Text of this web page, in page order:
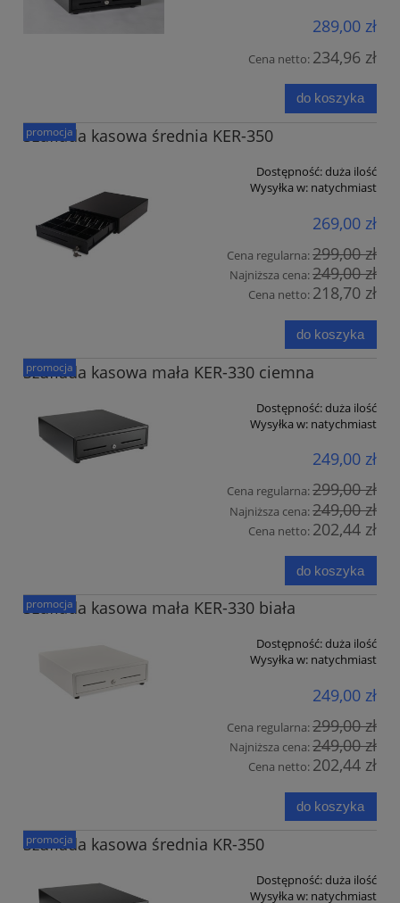
289,00 zł
Cena netto: 234,96 zł
do koszyka
Szuflada kasowa średnia KER-350
Dostępność:duża ilość
Wysyłka w: natychmiast
269,00 zł
Cena regularna:299,00 zł
Najniższa cena:249,00 zł
Cena netto: 218,70 zł
do koszyka
promocja
Szuflada kasowa mała KER-330 ciemna
Dostępność:duża ilość
Wysyłka w: natychmiast
249,00 zł
Cena regularna:299,00 zł
Najniższa cena:249,00 zł
Cena netto: 202,44 zł
do koszyka
promocja
Szuflada kasowa mała KER-330 biała
Dostępność:duża ilość
Wysyłka w: natychmiast
249,00 zł
Cena regularna:299,00 zł
Najniższa cena:249,00 zł
Cena netto: 202,44 zł
do koszyka
promocja
Szuflada kasowa średnia KR-350
Dostępność:duża ilość
Wysyłka w: natychmiast
promocja